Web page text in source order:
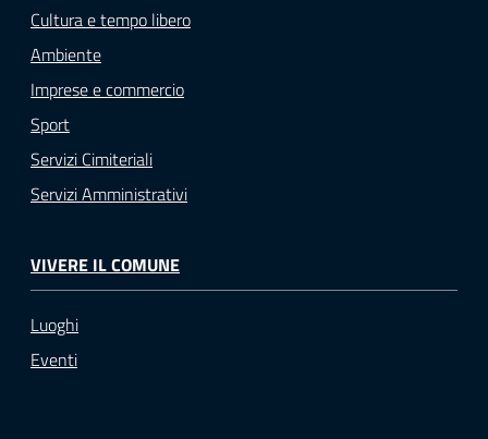
Cultura e tempo libero
Ambiente
Imprese e commercio
Sport
Servizi Cimiteriali
Servizi Amministrativi
VIVERE IL COMUNE
Luoghi
Eventi